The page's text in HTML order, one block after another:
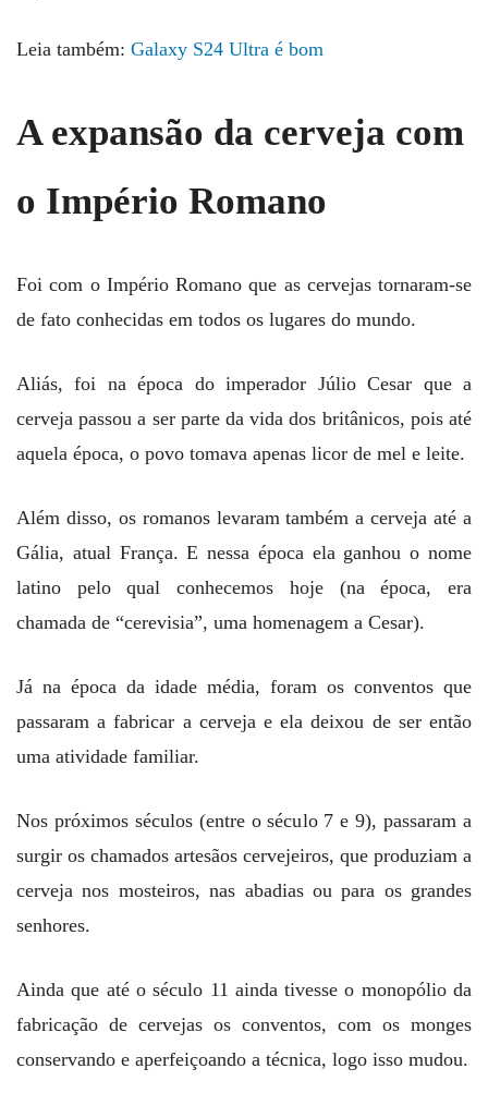
Leia também: Galaxy S24 Ultra é bom
A expansão da cerveja com
o Império Romano
Foi com o Império Romano que as cervejas tornaram-se
de fato conhecidas em todos os lugares do mundo.
Aliás, foi na época do imperador Júlio Cesar que a
cerveja passou a ser parte da vida dos britânicos, pois até
aquela época, o povo tomava apenas licor de mel e leite.
Além disso, os romanos levaram também a cerveja até a
Gália, atual França. E nessa época ela ganhou o nome
latino pelo qual conhecemos hoje (na época, era
chamada de “cerevisia”, uma homenagem a Cesar).
Já na época da idade média, foram os conventos que
passaram a fabricar a cerveja e ela deixou de ser então
uma atividade familiar.
Nos próximos séculos (entre o século 7 e 9), passaram a
surgir os chamados artesãos cervejeiros, que produziam a
cerveja nos mosteiros, nas abadias ou para os grandes
senhores.
Ainda que até o século 11 ainda tivesse o monopólio da
fabricação de cervejas os conventos, com os monges
conservando e aperfeiçoando a técnica, logo isso mudou.